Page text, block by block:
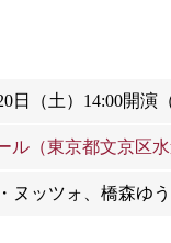
日（土）14:00開演
ル（東京都文京区水
ヌッツォ、橋森ゆ